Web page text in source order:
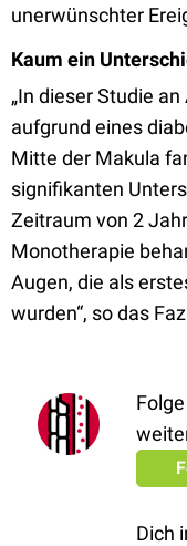
unerwünschter
Kaum ein
„In dieser Studie
aufgrund eines
Mitte der Makula
signifikanten
Zeitraum von 2
Monotherapie
Augen, die als
wurden“, so das
Dich